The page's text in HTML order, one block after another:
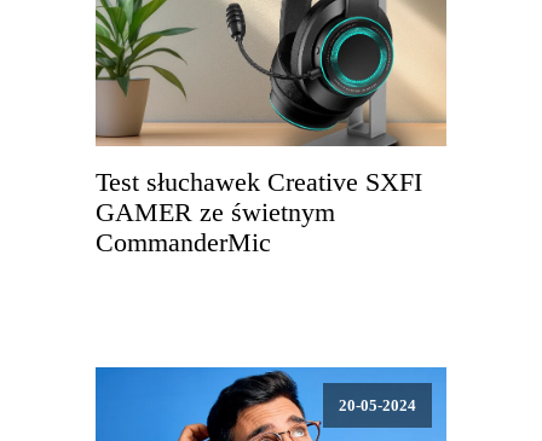
Test słuchawek Creative SXFI
GAMER ze świetnym
CommanderMic
20-05-2024